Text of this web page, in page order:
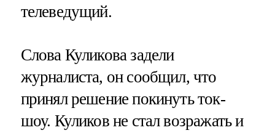
телеведущий.
Слова Куликова задели
журналиста, он сообщил, что
принял решение покинуть ток-
шоу. Куликов не стал возражать и